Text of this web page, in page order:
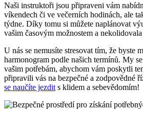
Naši ⁣instruktoři jsou připraveni vám
víkendech či ve večerních hodinách, ale
⁤týdne. Díky ​tomu si můžete⁤ naplánovat
vašim časovým možnostem ​a
U ‌nás se⁣ nemusíte stresovat tím, že ‍byste
harmonogram podle našich termínů. My
vašim potřebám,‌ abychom vám‌ poskytli
připravili​ vás na ​bezpečné a zodpovědné
se naučíte jezdit s⁣ klidem a sebevědomím!